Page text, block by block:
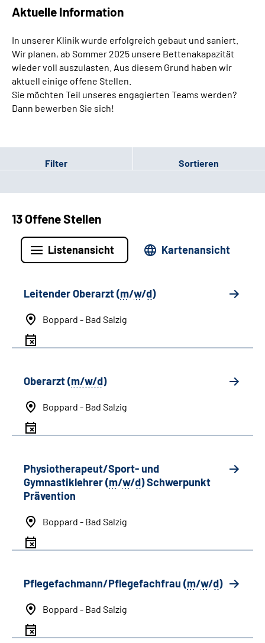
Aktuelle Information
In unserer Klinik wurde erfolgreich gebaut und saniert.
Wir planen, ab Sommer 2025 unsere Bettenakapazität
wieder voll auszulasten. Aus diesem Grund haben wir
aktuell einige offene Stellen.
Sie möchten Teil unseres engagierten Teams werden?
Dann bewerben Sie sich!
Filter Sortieren
13 Offene Stellen
Listenansicht Kartenansicht
Leitender Oberarzt (m/w/d)
Boppard - Bad Salzig
Oberarzt (m/w/d)
Boppard - Bad Salzig
Physiotherapeut/Sport- und
Gymnastiklehrer (m/w/d) Schwerpunkt
Prävention
Boppard - Bad Salzig
Pflegefachmann/Pflegefachfrau (m/w/d)
Boppard - Bad Salzig